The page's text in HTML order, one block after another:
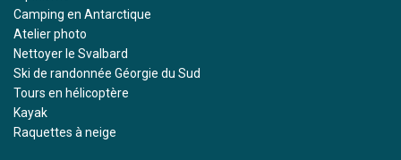
Camping en Antarctique
Atelier photo
Nettoyer le Svalbard
Ski de randonnée Géorgie du Sud
Tours en hélicoptère
Kayak
Raquettes à neige